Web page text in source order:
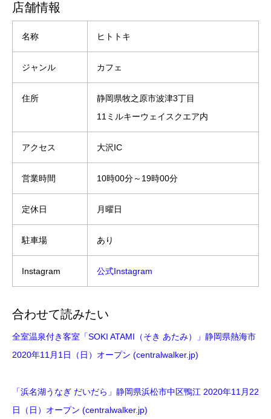
店舗情報
名称 ヒトトキ
ジャンル カフェ
住所
静岡県牧之原市波津3丁目
11ミルキーウェイスクエア内
アクセス 大沢IC
営業時間 10時00分～19時00分
定休日 月曜日
駐車場 あり
Instagram 公式Instagram
合わせて読みたい
全室温泉付き客室「SOKI ATAMI（そき あたみ）」静岡県熱海市
2020年11月1日（日）オープン (centralwalker.jp)
「浜名湖うなぎ だいだら」静岡県浜松市中区鴨江 2020年11月22
日（日）オープン (centralwalker.jp)